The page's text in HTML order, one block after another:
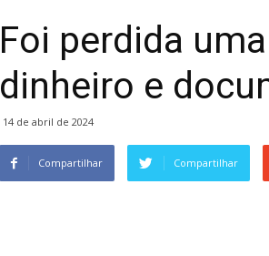
Foi perdida
dinheiro e
14 de abril de 2024
Compartilhar Compartilhar